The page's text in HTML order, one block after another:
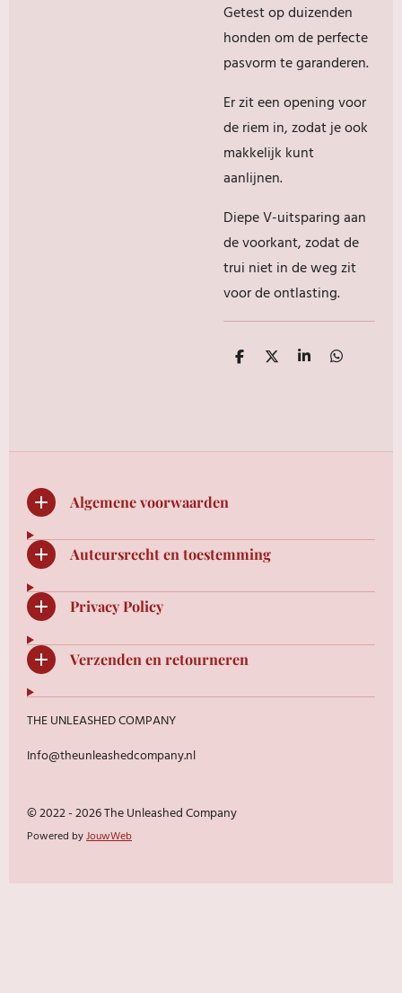
Getest op duizenden
honden om de perfecte
pasvorm te garanderen.
Er zit een opening voor
de riem in, zodat je ook
makkelijk kunt
aanlijnen.
Diepe V-uitsparing aan
de voorkant, zodat de
trui niet in de weg zit
voor de ontlasting.
D D S D
Algemene voorwaarden
Auteursrecht en toestemming
Privacy Policy
Verzenden en retourneren
THE UNLEASHED COMPANY
Info@theunleashedcompany.nl
© 2022 - 2026 The Unleashed Company
Powered byJouwWeb